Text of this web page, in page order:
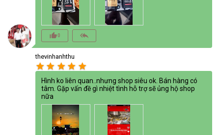
thumb_up_alt0 reply_all
thevinhanhthu
star star star star star
Hình ko liên quan..nhưng shop siêu ok. Bán hàng có
tâm. Gặp vấn đề gì nhiệt tình hỗ trợ sẽ ủng hộ shop
nữa